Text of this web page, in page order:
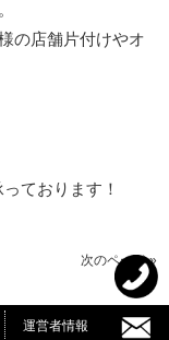
の店舗片付けやオ
ております！
次のページ »
運営者情報